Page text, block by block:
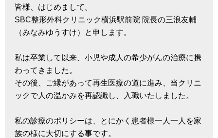
皆様、はじめまして。
SBC整形外科クリニック横浜駅前院 院長の三浪友輔
（みなみゆうすけ）と申します。
私は卒業して以来、小児や成人の希少がんの治療に携
わってきました。
その後、ご縁があって再生医療の道に進み、当クリニ
ックで人の温かみを再認識し、入職いたしました。
私の診療のポリシーは、とにかく患者様一人一人を家
族の様に大切にする事です。